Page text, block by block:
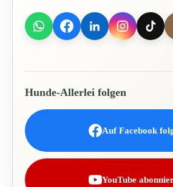
Hunde-Allerlei folgen
Auf Facebook
YouTube